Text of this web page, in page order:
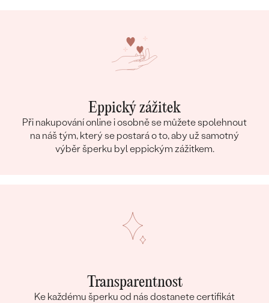
Eppický zážitek
Při nakupování online i osobně se můžete spolehnout
na náš tým, který se postará o to, aby už samotný
výběr šperku byl eppickým zážitkem.
Transparentnost
Ke každému šperku od nás dostanete certifikát